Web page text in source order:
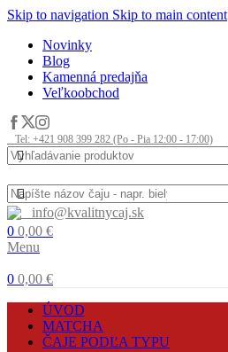
Skip to navigation Skip to main content
Novinky
Blog
Kamenná predajňa
Veľkoobchod
Tel: +421 908 399 282 (Po - Pia 12:00 - 17:00)
info@kvalitnycaj.sk
0 0,00 €
Menu
0 0,00 €
ÚVOD
MATCHA
ČAJE PODĽA TYPU